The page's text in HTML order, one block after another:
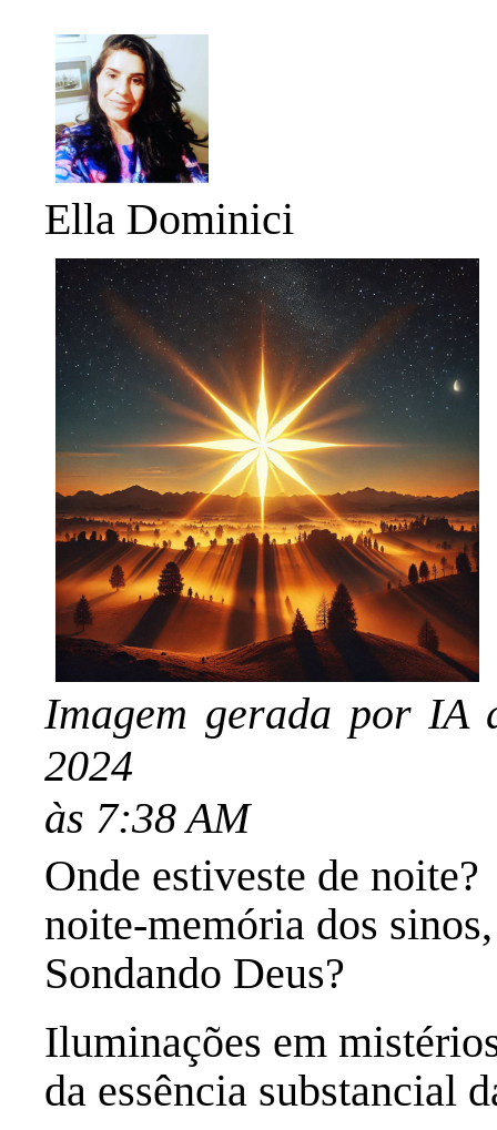
Ella Dominici
Imagem gerada por IA
2024
às 7:38 AM
Onde estiveste de noite?
noite-memória dos sinos,
Sondando Deus?
Iluminações em
da essência substancial